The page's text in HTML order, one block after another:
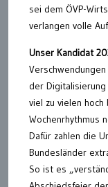
sei dem ÖVP-
verlangen volle
Unser Kandidat
der
viel zu vielen
Wochenrhythmus
Dafür zahlen die
Bundesländer
So ist es